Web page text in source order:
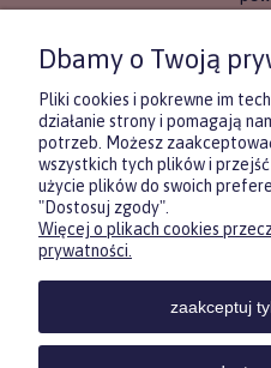
Zasubskrybuj nasz
i otrzymaj5% rabatu na
Dbamy o Twoją
Pliki cookies i pokrewne im
działanie strony i pomagają
potrzeb. Możesz
wszystkich tych plików i
użycie plików do swoich
"Dostosuj zgody".
Więcej o plikach cookies
prywatności.
zaakceptuj